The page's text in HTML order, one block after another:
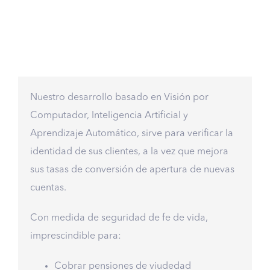
Nuestro desarrollo basado en Visión por
Computador, Inteligencia Artificial y
Aprendizaje Automático, sirve para verificar la
identidad de sus clientes, a la vez que mejora
sus tasas de conversión de apertura de nuevas
cuentas.
Con medida de seguridad de fe de vida,
imprescindible para:
Cobrar pensiones de viudedad